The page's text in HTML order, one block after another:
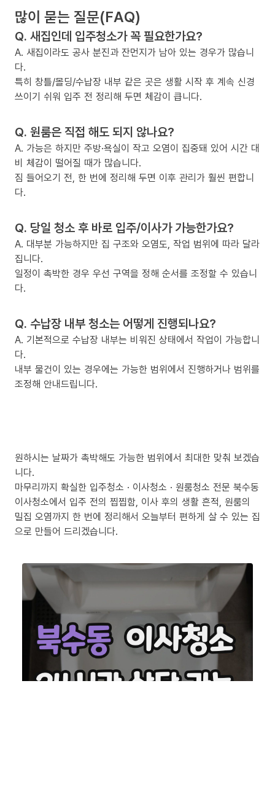
많이 묻는 질문(FAQ)
Q. 새집인데 입주청소가 꼭 필요한가요?
A. 새집이라도 공사 분진과 잔먼지가 남아 있는 경우가 많습니
다.
특히 창틀/몰딩/수납장 내부 같은 곳은 생활 시작 후 계속 신경
쓰이기 쉬워 입주 전 정리해 두면 체감이 큽니다.
Q. 원룸은 직접 해도 되지 않나요?
A. 가능은 하지만 주방·욕실이 작고 오염이 집중돼 있어 시간 대
비 체감이 떨어질 때가 많습니다.
짐 들어오기 전, 한 번에 정리해 두면 이후 관리가 훨씬 편합니
다.
Q. 당일 청소 후 바로 입주/이사가 가능한가요?
A. 대부분 가능하지만 집 구조와 오염도, 작업 범위에 따라 달라
집니다.
일정이 촉박한 경우 우선 구역을 정해 순서를 조정할 수 있습니
다.
Q. 수납장 내부 청소는 어떻게 진행되나요?
A. 기본적으로 수납장 내부는 비워진 상태에서 작업이 가능합니
다.
내부 물건이 있는 경우에는 가능한 범위에서 진행하거나 범위를
조정해 안내드립니다.
원하시는 날짜가 촉박해도 가능한 범위에서 최대한 맞춰 보겠습
니다.
마무리까지 확실한 입주청소 · 이사청소 · 원룸청소 전문 북수동
이사청소에서 입주 전의 찝찝함, 이사 후의 생활 흔적, 원룸의
밀집 오염까지 한 번에 정리해서 오늘부터 편하게 살 수 있는 집
으로 만들어 드리겠습니다.